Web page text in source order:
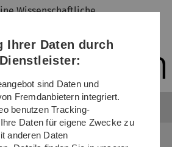
Direkt
Direkt
Direkt
(Sprache,
Drucken,
Media)
Direkt
Direkt
Wissenschaftliche
Ihrer Daten durch
sind Daten und
Fremdanbietern integriert.
benutzen Tracking-
Daten für eigene Zwecke zu
anderen Daten